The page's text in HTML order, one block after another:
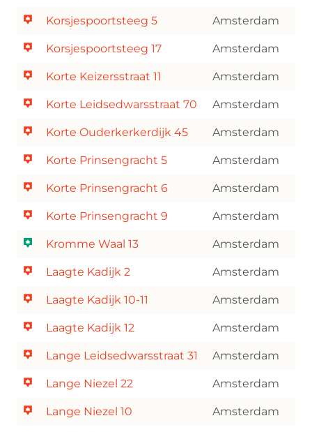
Korsjespoortsteeg 5 Amsterdam
Korsjespoortsteeg 17 Amsterdam
Korte Keizersstraat 11 Amsterdam
Korte Leidsedwarsstraat 70 Amsterdam
Korte Ouderkerkerdijk 45 Amsterdam
Korte Prinsengracht 5 Amsterdam
Korte Prinsengracht 6 Amsterdam
Korte Prinsengracht 9 Amsterdam
Kromme Waal 13 Amsterdam
Laagte Kadijk 2 Amsterdam
Laagte Kadijk 10-11 Amsterdam
Laagte Kadijk 12 Amsterdam
Lange Leidsedwarsstraat 31 Amsterdam
Lange Niezel 22 Amsterdam
Lange Niezel 10 Amsterdam